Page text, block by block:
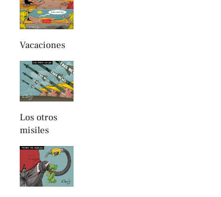
Vacaciones
Los otros
misiles